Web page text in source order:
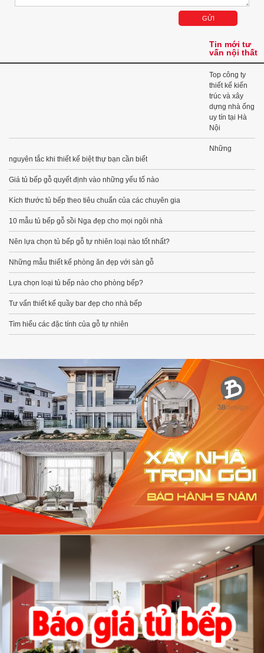
Tin mới tư
vấn nội thất
Top công ty
thiết kế kiến
trúc và xây
dựng nhà ống
uy tín tại Hà
Nội
Những
nguyên tắc khi thiết kế biệt thự bạn cần biết
Giá tủ bếp gỗ quyết định vào những yếu tố nào
Kích thước tủ bếp theo tiêu chuẩn của các chuyên gia
10 mẫu tủ bếp gỗ sồi Nga đẹp cho mọi ngôi nhà
Nên lựa chọn tủ bếp gỗ tự nhiên loại nào tốt nhất?
Những mẫu thiết kế phòng ăn đẹp với sàn gỗ
Lựa chọn loại tủ bếp nào cho phòng bếp?
Tư vấn thiết kế quầy bar đẹp cho nhà bếp
Tìm hiểu các đặc tính của gỗ tự nhiên